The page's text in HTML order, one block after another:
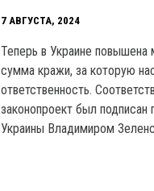
7 АВГУСТА, 2024
Теперь в Украине повышена
сумма кражи, за которую
ответственность.
законопроект был подписан
Украины Владимиром